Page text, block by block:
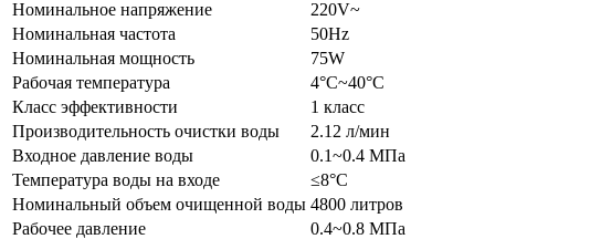
Номинальное напряжение
220V~
Номинальная частота
50Hz
Номинальная мощность
75W
Рабочая температура
4°C~40°C
Класс эффективности
1 класс
Производительность очистки воды
2.12 л/мин
Входное давление воды
0.1~0.4 МПа
Температура воды на входе
≤8°C
Номинальный объем очищенной воды 4800 литров
Рабочее давление
0.4~0.8 МПа